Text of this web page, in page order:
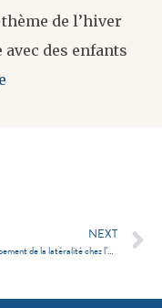
de l’hiver
des enfants
NEXT
Le développement de la latéralité chez l’enfant